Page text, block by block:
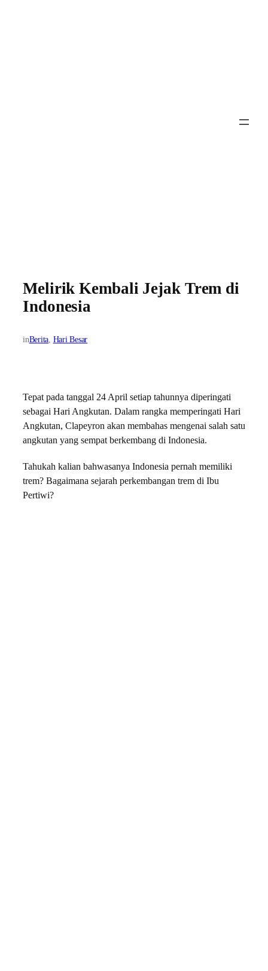
Melirik Kembali Jejak Trem di
Indonesia
inBerita, Hari Besar
Tepat pada tanggal 24 April setiap tahunnya diperingati
sebagai Hari Angkutan. Dalam rangka memperingati Hari
Angkutan, Clapeyron akan membahas mengenai salah satu
angkutan yang sempat berkembang di Indonesia.
Tahukah kalian bahwasanya Indonesia pernah memiliki
trem? Bagaimana sejarah perkembangan trem di Ibu
Pertiwi?